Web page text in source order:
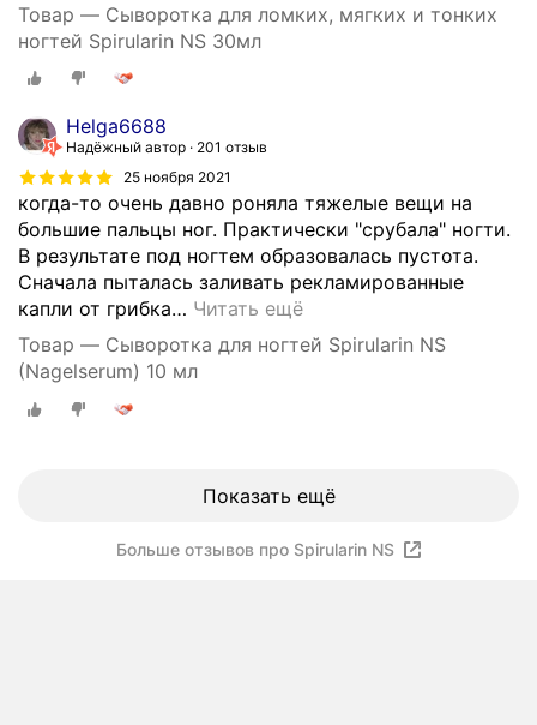
Товар — Сыворотка для ломких, мягких и тонких
ногтей Spirularin NS 30мл
Helga6688
Надёжный автор
201 отзыв
25 ноября 2021
когда-то очень давно роняла тяжелые вещи на
большие пальцы ног. Практически "срубала" ногти.
В результате под ногтем образовалась пустота.
Сначала пыталась заливать рекламированные
капли от грибка… Читать ещё
Товар — Cыворотка для ногтей Spirularin NS
(Nagelserum) 10 мл
Показать ещё
Больше отзывов про Spirularin NS